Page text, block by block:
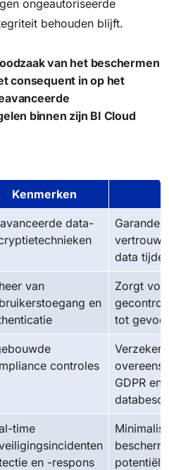
ongeautoriseerde
behouden blijft.
van het beschermen
consequent in op het
binnen zijn BI Cloud
Kenmerken
data-
data
van
en
Zorgt
tot
controles
Verzekert
GDPR en
time
en -respons